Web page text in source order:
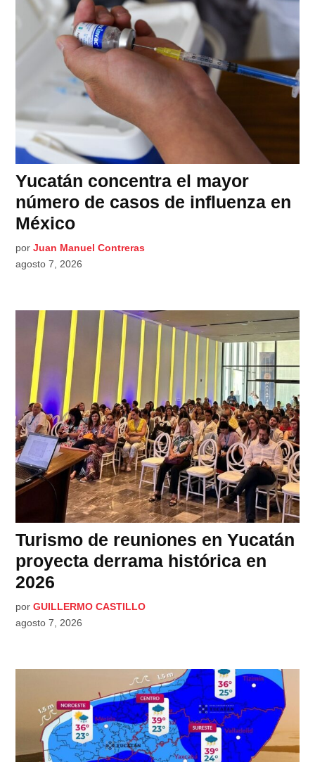
Yucatán concentra el mayor
número de casos de influenza en
México
por Juan Manuel Contreras
agosto 7, 2026
Turismo de reuniones en Yucatán
proyecta derrama histórica en
2026
por GUILLERMO CASTILLO
agosto 7, 2026